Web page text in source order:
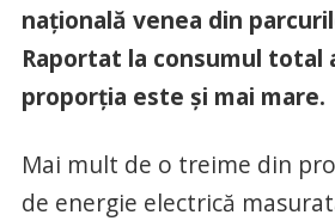
națională venea din
Raportat la consumul total
proporția este și mai mare.
Mai mult de o treime din
de energie electrică